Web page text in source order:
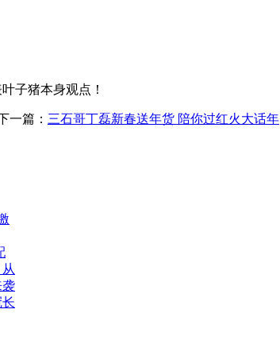
子猪本身观点！
一篇： 三石哥丁磊新春送年货 陪你过红火大话年
袭